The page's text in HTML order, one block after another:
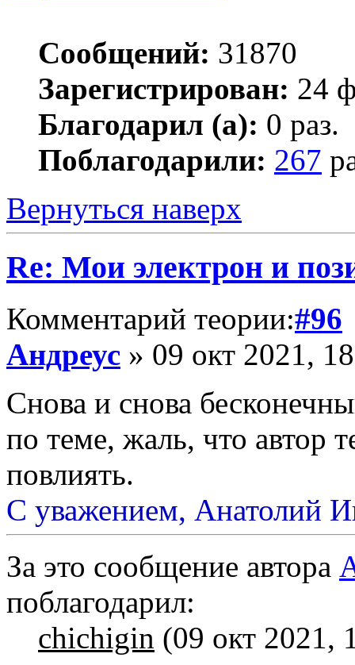
Сообщений: 31870
Зарегистрирован: 24
Благодарил (а): 0 раз.
Поблагодарили: 267
Вернуться наверх
Re: Мои электрон и
Комментарий теории:#96
Андреус » 09 окт 2021,
Снова и снова
по теме, жаль, что автор
повлиять.
С уважением, Анатолий
За это сообщение автора
поблагодарил:
chichigin (09 окт 2021,